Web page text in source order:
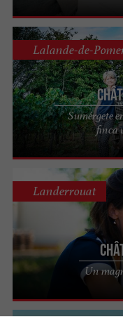
Sumérgete
finca
Lalande-de-
Un
Landerrouat